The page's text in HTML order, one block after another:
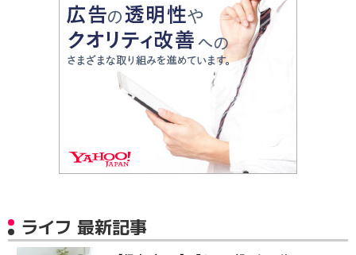
ライフ 最新記事